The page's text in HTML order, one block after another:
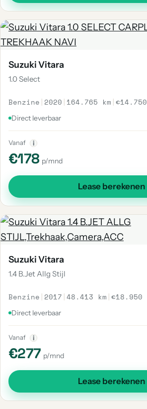
Suzuki Vitara
1.0 Select
Benzine | 2020 | 164.765 km |€14.750
Direct leverbaar
Vanaf i
€178 p/mnd
Lease berekenen
Suzuki Vitara
1.4 B.Jet Allg Stijl
Benzine | 2017 |48.413 km |€18.950
Direct leverbaar
Vanaf i
€277 p/mnd
Lease berekenen